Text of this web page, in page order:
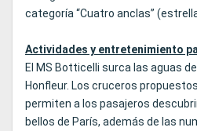
categoría “Cuatro anclas”
Actividades y entretenimiento
El MS Botticelli surca las aguas
Honfleur. Los cruceros
permiten a los pasajeros
bellos de París, además de las